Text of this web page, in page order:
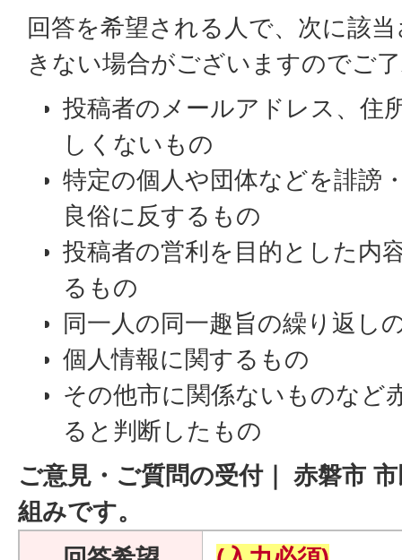
回答を希望される人で、次に該
きない場合がございますのでご
投稿者のメールアドレス、住
しくないもの
特定の個人や団体などを誹謗
良俗に反するもの
投稿者の営利を目的とした内
るもの
同一人の同一趣旨の繰り返し
個人情報に関するもの
その他市に関係ないものなど
ると判断したもの
ご意見・ご質問の受付｜ 赤磐市
組みです。